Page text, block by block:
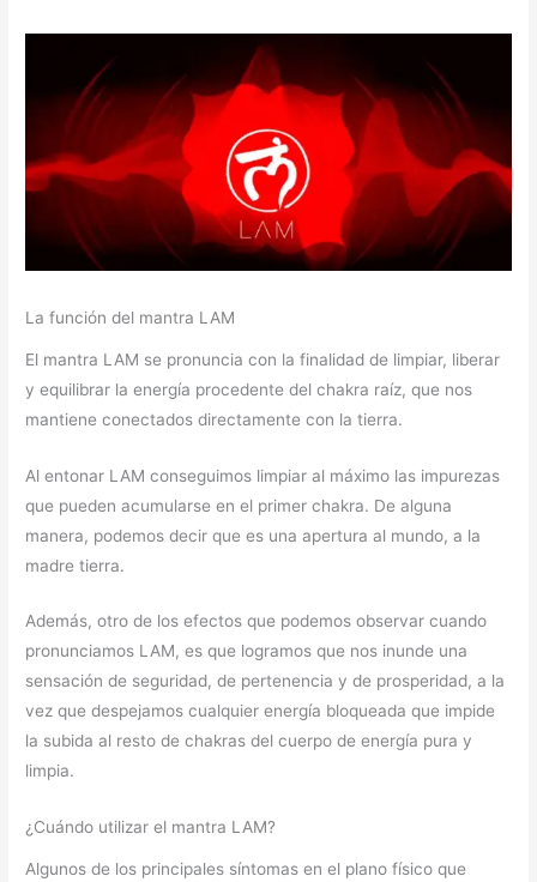
La función del mantra LAM
El mantra LAM se pronuncia con la finalidad de limpiar, liberar
y equilibrar la energía procedente del chakra raíz, que nos
mantiene conectados directamente con la tierra.
Al entonar LAM conseguimos limpiar al máximo las impurezas
que pueden acumularse en el primer chakra. De alguna
manera, podemos decir que es una apertura al mundo, a la
madre tierra.
Además, otro de los efectos que podemos observar cuando
pronunciamos LAM, es que logramos que nos inunde una
sensación de seguridad, de pertenencia y de prosperidad, a la
vez que despejamos cualquier energía bloqueada que impide
la subida al resto de chakras del cuerpo de energía pura y
limpia.
¿Cuándo utilizar el mantra LAM?
Algunos de los principales síntomas en el plano físico que